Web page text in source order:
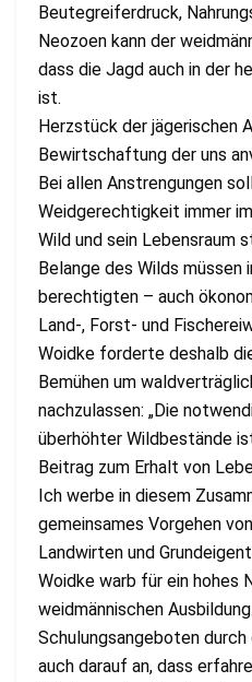
Beutegreiferdruck,
Neozoen kann der
dass die Jagd auch in der
ist.
Herzstück der jägerischen
Bewirtschaftung der uns
Bei allen Anstrengungen
Weidgerechtigkeit immer
Wild und sein Lebensraum
Belange des Wilds müssen
berechtigten – auch
Land-, Forst- und
Woidke forderte deshalb
Bemühen um
nachzulassen: „Die
überhöhter Wildbestände
Beitrag zum Erhalt von
Ich werbe in diesem
gemeinsames Vorgehen
Landwirten und
Woidke warb für ein hohes
weidmännischen
Schulungsangeboten
auch darauf an, dass